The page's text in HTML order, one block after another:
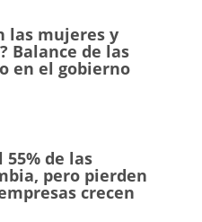
las mujeres y
Balance de las
en el gobierno
de las
pero pierden
crecen